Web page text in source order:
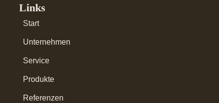
Links
Start
Unternehmen
Service
Produkte
Referenzen